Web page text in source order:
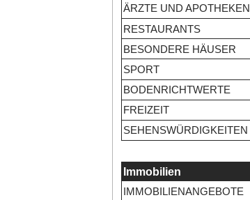
ÄRZTE UND APOTHEKEN
RESTAURANTS
BESONDERE HÄUSER
SPORT
BODENRICHTWERTE
FREIZEIT
SEHENSWÜRDIGKEITEN
Immobilien
IMMOBILIENANGEBOTE